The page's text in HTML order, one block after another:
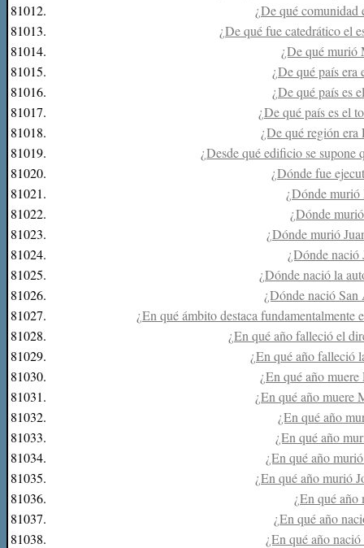
81012.
¿De qué comunidad
81013.
¿De qué fue catedrático el
81014.
¿De qué murió
81015.
¿De qué país
81016.
¿De qué país es
81017.
¿De qué país es el
81018.
¿De qué región era
81019.
¿Desde qué edificio se supone
81020.
¿Dónde fue
81021.
¿Dónde
81022.
¿Dónde
81023.
¿Dónde murió
81024.
¿Dónde nació
81025.
¿Dónde nació la
81026.
¿Dónde nació
81027.
¿En qué ámbito destaca
81028.
¿En qué año falleció el
81029.
¿En qué año falleció
81030.
¿En qué año
81031.
¿En qué año muere
81032.
¿En qué año
81033.
¿En qué año
81034.
¿En qué año
81035.
¿En qué año murió
81036.
¿En qué
81037.
¿En qué año
81038.
¿En qué año